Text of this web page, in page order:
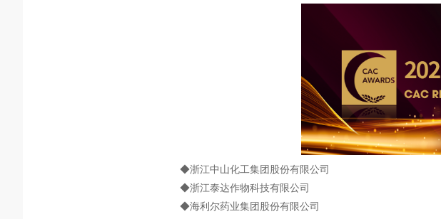
◆浙江中山化工集团股份有限公司
◆浙江泰达作物科技有限公司
◆海利尔药业集团股份有限公司